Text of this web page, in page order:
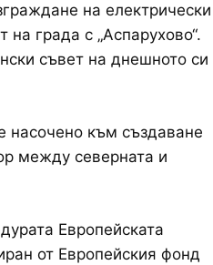
на електрически
на града с „Аспарухово“.
съвет на днешното си
насочено към създаване
между северната и
Европейската
от Европейския фонд